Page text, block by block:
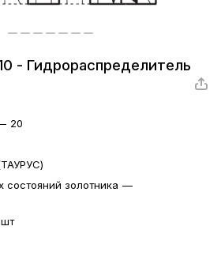
- Гидрораспределитель
20
состояний золотника —
шт